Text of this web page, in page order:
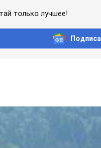
только лучшее!